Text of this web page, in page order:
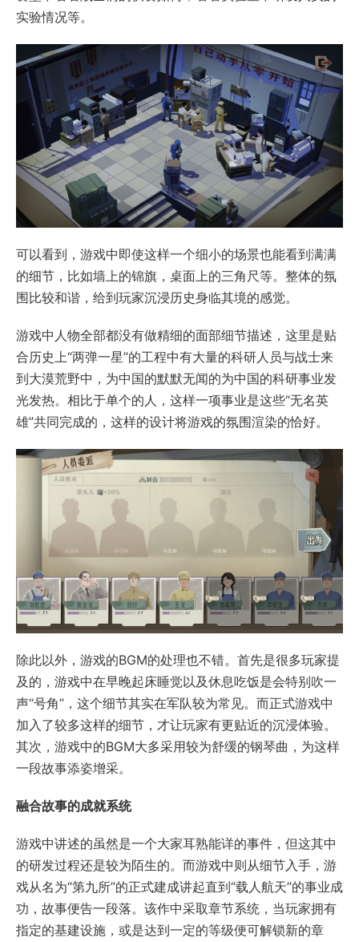
实验情况等。
可以看到，游戏中即使这样一个细小的场景也能看到满满
的细节，比如墙上的锦旗，桌面上的三角尺等。整体的氛
围比较和谐，给到玩家沉浸历史身临其境的感觉。
游戏中人物全部都没有做精细的面部细节描述，这里是贴
合历史上“两弹一星”的工程中有大量的科研人员与战士来
到大漠荒野中，为中国的默默无闻的为中国的科研事业发
光发热。相比于单个的人，这样一项事业是这些“无名英
雄”共同完成的，这样的设计将游戏的氛围渲染的恰好。
除此以外，游戏的BGM的处理也不错。首先是很多玩家提
及的，游戏中在早晚起床睡觉以及休息吃饭是会特别吹一
声“号角”，这个细节其实在军队较为常见。而正式游戏中
加入了较多这样的细节，才让玩家有更贴近的沉浸体验。
其次，游戏中的BGM大多采用较为舒缓的钢琴曲，为这样
一段故事添姿增采。
融合故事的成就系统
游戏中讲述的虽然是一个大家耳熟能详的事件，但这其中
的研发过程还是较为陌生的。而游戏中则从细节入手，游
戏从名为“第九所”的正式建成讲起直到“载人航天”的事业成
功，故事便告一段落。该作中采取章节系统，当玩家拥有
指定的基建设施，或是达到一定的等级便可解锁新的章